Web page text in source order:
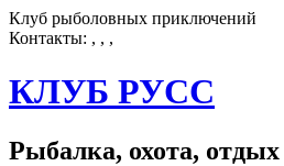
Клуб рыболовных приключений
Контакты: , , ,
КЛУБ РУСС
Рыбалка, охота, отдых